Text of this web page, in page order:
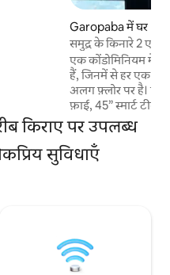
Garopaba में घर
समुद्र के किनारे 2 एन -
एक कोंडोमिनियम में
हैं, जिनमें से हर एक
अलग फ़्लोर पर है। पूरा किचन। मुफ़्त 350 M वाई -
फ़ाई, 45” स्मार्ट
Suveiros। बार्बेक्यू क्षेत्र
समुद्र तट तक आसान
बाधा के स्विमिंग पूल।
देखरेख इस जगह में एक
किराए पर उपलब्ध
सुविधाएँ